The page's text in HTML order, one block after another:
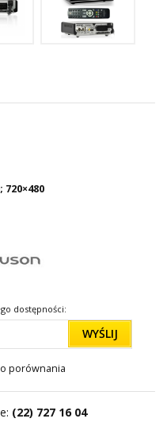
720×480
dostępności:
WYŚLIJ
porównania
(22) 727 16 04